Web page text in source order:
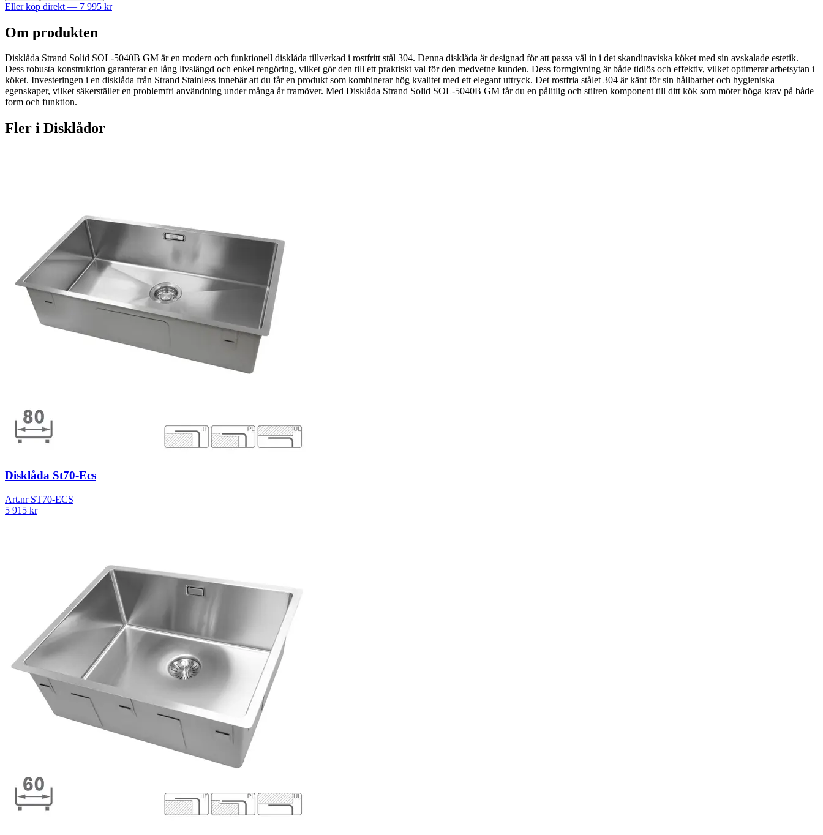
Eller köp direkt — 7 995 kr
Om produkten
Disklåda Strand Solid SOL-5040B GM är en modern och funktionell disklåda tillverkad i rostfritt stål 304. Denna disklåda är designad för att passa väl in i det skandinaviska köket med sin avskalade estetik.
Dess robusta konstruktion garanterar en lång livslängd och enkel rengöring, vilket gör den till ett praktiskt val för den medvetne kunden. Dess formgivning är både tidlös och effektiv, vilket optimerar arbetsytan i
köket. Investeringen i en disklåda från Strand Stainless innebär att du får en produkt som kombinerar hög kvalitet med ett elegant uttryck. Det rostfria stålet 304 är känt för sin hållbarhet och hygieniska
egenskaper, vilket säkerställer en problemfri användning under många år framöver. Med Disklåda Strand Solid SOL-5040B GM får du en pålitlig och stilren komponent till ditt kök som möter höga krav på både
form och funktion.
Fler i Disklådor
Disklåda St70-Ecs
Art.nr ST70-ECS
5 915 kr